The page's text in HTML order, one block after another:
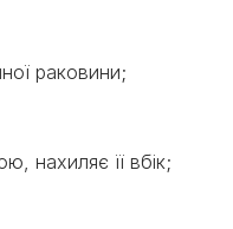
раковини;
нахиляє її вбік;